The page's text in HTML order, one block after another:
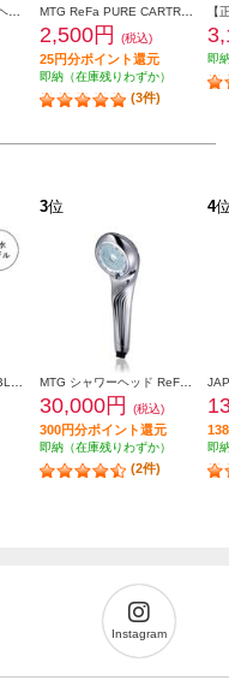
2,500円 (税込)
25円分ポイント還元
即納（在庫残りわずか）
(3件)
即
3位
30,000円 (税込)
300円分ポイント還元
即納（在庫残りわずか）
(2件)
4
即
Instagram